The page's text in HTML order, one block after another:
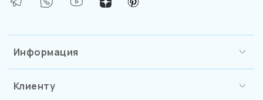
Информация
Клиенту